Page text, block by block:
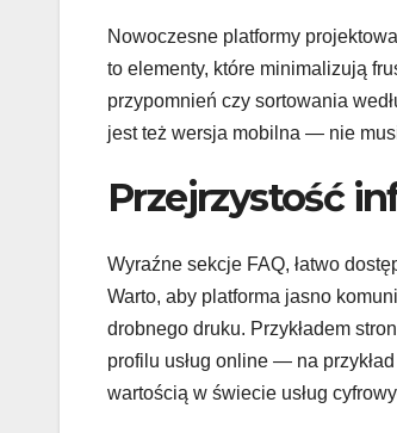
Nowoczesne platformy
to elementy, które minimalizują
przypomnień czy sortowania
jest też wersja mobilna — nie
Przejrzystość
Wyraźne sekcje FAQ, łatwo
Warto, aby platforma jasno
drobnego druku. Przykładem
profilu usług online — na przykład
wartością w świecie usług